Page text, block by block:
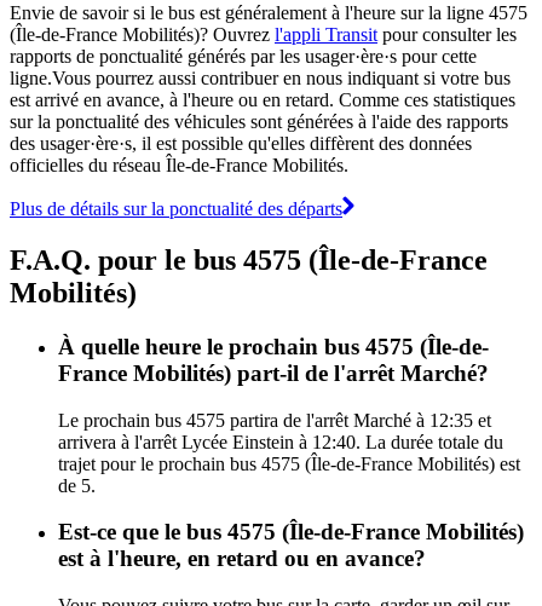
Envie de savoir si le bus est généralement à l'heure sur la ligne 4575
(Île-de-France Mobilités)? Ouvrez l'appli Transit pour consulter les
rapports de ponctualité générés par les usager·ère·s pour cette
ligne.Vous pourrez aussi contribuer en nous indiquant si votre bus
est arrivé en avance, à l'heure ou en retard. Comme ces statistiques
sur la ponctualité des véhicules sont générées à l'aide des rapports
des usager·ère·s, il est possible qu'elles diffèrent des données
officielles du réseau Île-de-France Mobilités.
Plus de détails sur la ponctualité des départs
F.A.Q. pour le bus 4575 (Île-de-France
Mobilités)
À quelle heure le prochain bus 4575 (Île-de-
France Mobilités) part-il de l'arrêt Marché?
Le prochain bus 4575 partira de l'arrêt Marché à 12:35 et
arrivera à l'arrêt Lycée Einstein à 12:40. La durée totale du
trajet pour le prochain bus 4575 (Île-de-France Mobilités) est
de 5.
Est-ce que le bus 4575 (Île-de-France Mobilités)
est à l'heure, en retard ou en avance?